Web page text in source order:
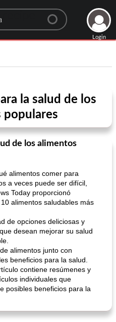
Login
la salud de los
populares
de los alimentos
alimentos comer para
a veces puede ser difícil,
Today proporcionó
alimentos saludables más
de opciones deliciosas y
desean mejorar su salud
alimentos junto con
beneficios para la salud.
contiene resúmenes y
individuales que
posibles beneficios para la